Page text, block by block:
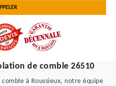
de comble 26510
à Roussieux, notre équipe